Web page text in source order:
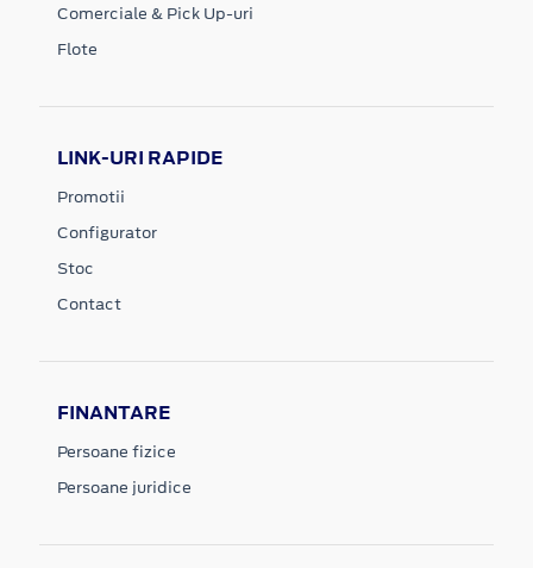
Comerciale & Pick Up-uri
Flote
LINK-URI RAPIDE
Promotii
Configurator
Stoc
Contact
FINANTARE
Persoane fizice
Persoane juridice